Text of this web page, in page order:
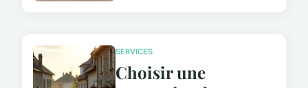
SERVICES
Choisir une